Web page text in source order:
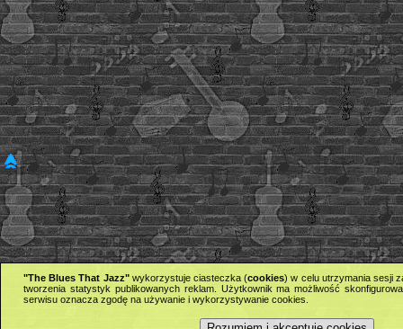
"The Blues That Jazz"wykorzystuje ciasteczka (cookies) w celu utrzymania sesji
tworzenia statystyk publikowanych reklam. Użytkownik ma możliwość
serwisu oznacza zgodę na używanie i wykorzystywanie cookies.